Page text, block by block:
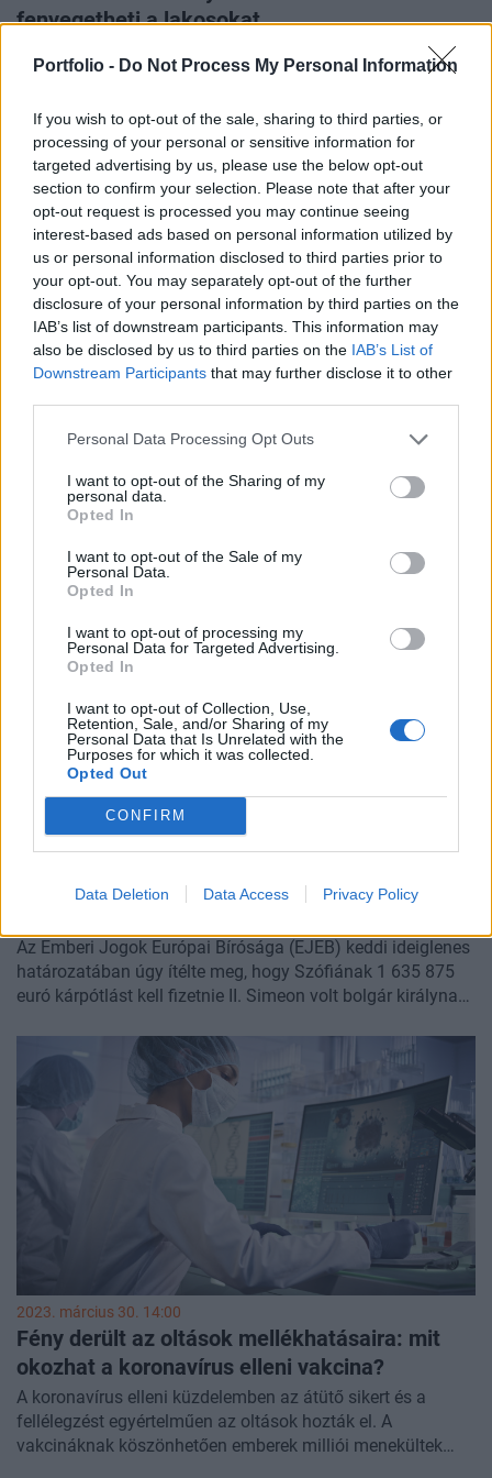
Portfolio - Do Not Process My Personal Information
If you wish to opt-out of the sale, sharing to third parties, or
processing of your personal or sensitive information for
targeted advertising by us, please use the below opt-out
section to confirm your selection. Please note that after your
opt-out request is processed you may continue seeing
interest-based ads based on personal information utilized by
us or personal information disclosed to third parties prior to
your opt-out. You may separately opt-out of the further
disclosure of your personal information by third parties on the
IAB’s list of downstream participants. This information may
also be disclosed by us to third parties on the IAB’s List of
Downstream Participants that may further disclose it to other
Personal Data Processing Opt Outs
I want to opt-out of the Sharing of my
personal data.
Opted In
I want to opt-out of the Sale of my
Personal Data.
Opted In
I want to opt-out of processing my
Personal Data for Targeted Advertising.
Opted In
I want to opt-out of Collection, Use,
Retention, Sale, and/or Sharing of my
Personal Data that Is Unrelated with the
Purposes for which it was collected.
Opted Out
CONFIRM
Data Deletion Data Access Privacy Policy
fenyegetheti a lakosokat
Tovább nőttek és mélyültek az eddig meglévő süllyedések
a parajdi Dózsa-bánya felett, a Transtelexbeszámolója
pillanatban beszakadhat a bánya egész boltozata. A
településen felkészültek a "legrosszabb forgatókönyvre",
egy omlás miatti esetleges árhullámra. Bíró Barna Botond
Hargita megyei tanácselnök szerint újabb beomlások nem
keletkeztek a vízzel elöntött sóbánya régi részlegének
tetején, ami a szökőár elkerülésére ad reményt.
Az orosz hadsereg legmegrázóbb és
legkegyetlenebb titka került napvilágra
Az orosz hadsereg súlyosan sebesült katonákat is
visszaküld a frontra, hogy pótolja az emberhiányt, elkerülve
ezzel egy teljes mozgósítást. Videófelvételek szerint
mankóval járó és frissen műtött katonákat is harcba
vezényelnek, sokan pedig hiányos orvosi ellátás után
gyakorlat nemcsak az emberhiány kezelését, hanem a
kárpótlási kifizetések elkerülését is szolgálja.
Nem engedik be a királyt a saját erdőjébe,
Az Emberi Jogok Európai Bírósága (EJEB) keddi ideiglenes
határozatában úgy ítélte meg, hogy Szófiának 1 635 875
euró kárpótlást kell fizetnie II. Simeon volt bolgár királynak
hogy saját tulajdonú erdőterületeiket kereskedelmi céllal
2023. március 30. 14:00
Fény derült az oltások mellékhatásaira: mit
okozhat a koronavírus elleni vakcina?
A koronavírus elleni küzdelemben az átütő sikert és a
fellélegzést egyértelműen az oltások hozták el. A
vakcináknak köszönhetően emberek milliói menekültek